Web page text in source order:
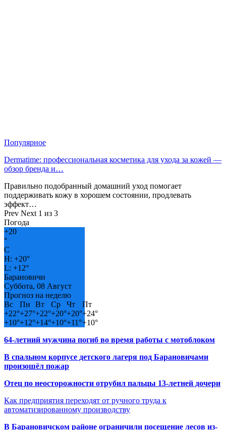
Популярное
Dermatime: профессиональная косметика для ухода за кожей —
обзор бренда и…
Правильно подобранный домашний уход помогает
поддерживать кожу в хорошем состоянии, продлевать
эффект…
Prev Next 1 из 3
Погода
+20
°
C
H: +20°
L: +12°
Барановичи
Суббота, 08 Август
Прогноз на неделю
Вс
Пн Вт Ср Чт
Пт
+22°+27°+22°+20°+20°+24°
+10°+12°+14°+10°+11°+10°
64-летний мужчина погиб во время работы с мотоблоком
В спальном корпусе детского лагеря под Барановичами
произошёл пожар
Отец по неосторожности отрубил пальцы 13-летней дочери
Как предприятия переходят от ручного труда к
автоматизированному производству
В Барановичском районе ограничили посещение лесов из-